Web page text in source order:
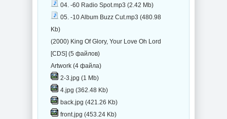
04. -60 Radio Spot.mp3 (2.42 Mb)
05. -10 Album Buzz Cut.mp3 (480.98
Kb)
(2000) King Of Glory, Your Love Oh Lord
[CDS] (5 файлов)
Artwork (4 файла)
2-3.jpg (1 Mb)
4.jpg (362.48 Kb)
back.jpg (421.26 Kb)
front.jpg (453.24 Kb)